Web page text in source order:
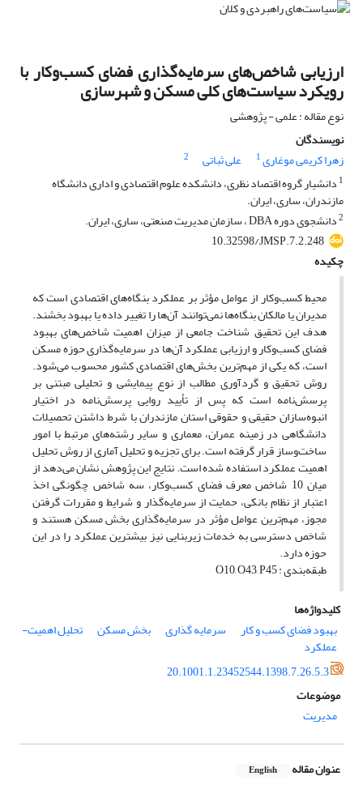
ارزیابی شاخص‌های سرمایه‌گذاری فضای کسب‌وکار با
رویکرد سیاست‌های کلی مسکن و شهرسازی
نوع مقاله : علمی - پژوهشی
نویسندگان
زهرا کریمی موغاری1 علی ثباتی
2
1 دانشیار گروه اقتصاد نظری، دانشکده علوم اقتصادی و اداری دانشگاه
مازندران، ساری، ایران.
2دانشجوی دوره DBA ، سازمان مدیریت صنعتی، ساری، ایران.
10.32598/JMSP.7.2.248
چکیده
محیط کسب‌وکار از عوامل مؤثر بر عملکرد بنگاه‌های اقتصادی است که
مدیران یا مالکان بنگاه‌ها نمی‌توانند آن‌ها را تغییر داده یا بهبود بخشند.
هدف این تحقیق شناخت جامعی از میزان اهمیت شاخص‌های بهبود
فضای کسب‌وکار و ارزیابی عملکرد آن‌ها در سرمایه‌گذاری حوزه مسکن
است، که یکی از مهم‌ترین بخش‌های اقتصادی کشور محسوب می‌شود.
روش تحقیق و گردآوری مطالب از نوع پیمایشی و تحلیلی مبتنی بر
پرسش‌نامه است که پس از تأیید روایی پرسش‌نامه در اختیار
انبوه‌سازان حقیقی و حقوقی استان مازندران با شرط داشتن تحصیلات
دانشگاهی در زمینه عمران، معماری و سایر رشته‌های مرتبط با امور
ساخت‌وساز قرار گرفته است. برای تجزیه و تحلیل آماری از روش تحلیل
اهمیت عملکرد استفاده شده است. نتایج این پژوهش نشان می‌دهد از
میان 10 شاخص معرف فضای کسب‌وکار، سه شاخص چگونگی اخذ
اعتبار از نظام بانکی، حمایت از سرمایه‌گذار و شرایط و مقررات گرفتن
مجوز، مهم‌ترین عوامل مؤثر در سرمایه‌گذاری بخش مسکن هستند و
شاخص دسترسی به خدمات زیربنایی نیز بیشترین عملکرد را در این
حوزه دارد.
طبقه‌بندی : O10, O43, P45
کلیدواژه‌ها
بهبود فضای کسب و کار
سرمایه گذاری بخش مسکن تحلیل اهمیت-
عملکرد
20.1001.1.23452544.1398.7.26.5.3
موضوعات
مدیریت
عنوان مقاله English